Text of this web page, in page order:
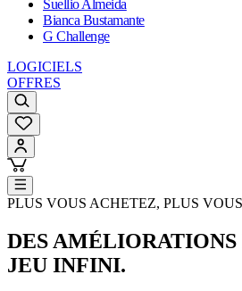
Suellio Almeida
Bianca Bustamante
G Challenge
LOGICIELS
OFFRES
PLUS VOUS ACHETEZ, PLUS
DES AMÉLIORATIONS
JEU INFINI.